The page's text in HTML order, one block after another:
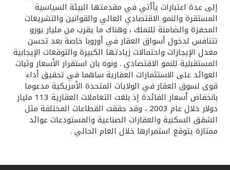
إلى عدة اعتبارات يأأتي في مقدمتها البيئة السياسية
المستقرة والنمو الاقتصادي العالي والقوانين والتشريعات
المحفزة والضامنة للتملك ، وهناك ما يقرب من مليار يورو
تتنافس لدخول أسواق العقار في أوروبا خاصة بعد تحسن
معدل الإيجارات واحتمالات زيادتها الكبيرة والتوقعات الإيجابية
المستقبلية للنمو الاقتصادي . ونوه بان استقرار الأسعار وثبات
العوائد على الاستثمارات العقارية ساهما في تحقيق أداء
قوى لسوق العقار في الولايات المتحدة الأمريكية مدعوما
بانخفاض أسعار الفائدة إذ بلغت التعاملات العقارية 113 مليار
دولار خلال عام 2003 ، وقد حققت القطاعات المختلفة مثل
الشقق السكنية والعقارات الصناعية والمستودعات عوائد
ممتازة يتوقع استمرارها خلال العام الحالي .